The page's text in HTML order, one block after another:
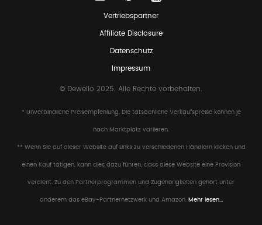
Vertriebspartner
Affiliate Disclosure
Datenschutz
Impressum
© Dewello 2025. Alle Rechte vorbehalten.
* Unverbindliche Preisempfehlung. Die tatsächliche Verkaufspreise können je
nach Marktplatz variieren.
** Wenn Sie auf dieser Website auf Links zu verschiedenen Händlern klicken und
einen Kauf tätigen, kann dies dazu führen, dass diese Website eine Provision
verdient. Zu den Partnerprogrammen und Zugehörigkeiten gehört unter
anderem das eBay-Partnernetzwerk und Amazon. Mehr lesen...